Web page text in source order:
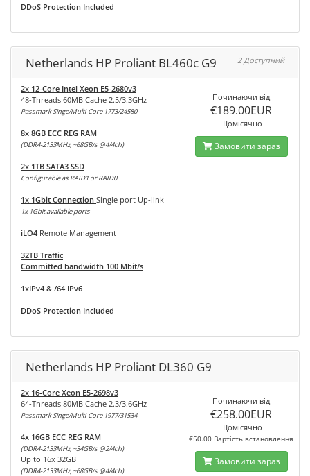
DDoS Protection Included
Netherlands HP Proliant BL460c G9 2 Доступний
2x 12-Core Intel Xeon E5-2680v3
48-Threads 60MB Cache 2.5/3.3GHz
Passmark Singe/Multi-Core 1773/24580
8x 8GB ECC REG RAM
(DDR4-2133MHz, ~68GB/s @4/4ch)
2x 1TB SATA3 SSD
Configurable as RAID1 or RAID0
1x 1Gbit Connection Single port Up-link
1x 1Gbit available ports
iLO4 Remote Management
32TB Traffic
Committed bandwidth 100 Mbit/s
1xIPv4 & /64 IPv6
DDoS Protection Included
Починаючи від
€189.00EUR
Щомісячно
Замовити зараз
Netherlands HP Proliant DL360 G9
2x 16-Core Xeon E5-2698v3
64-Threads 80MB Cache 2.3/3.6GHz
Passmark Singe/Multi-Core 1977/31534
4x 16GB ECC REG RAM
(DDR4-2133MHz, ~34GB/s @2/4ch)
Up to 16x 32GB
(DDR4-2133MHz, ~68GB/s @4/4ch)
Починаючи від
€258.00EUR
Щомісячно
€50.00 Вартість встановлення
Замовити зараз